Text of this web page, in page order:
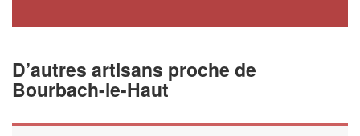
D’autres artisans proche de
Bourbach-le-Haut